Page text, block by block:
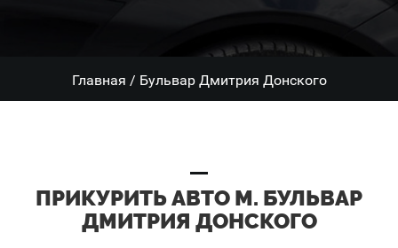
Главная / Бульвар Дмитрия Донского
ПРИКУРИТЬ АВТО М. БУЛЬВАР
ДМИТРИЯ ДОНСКОГО